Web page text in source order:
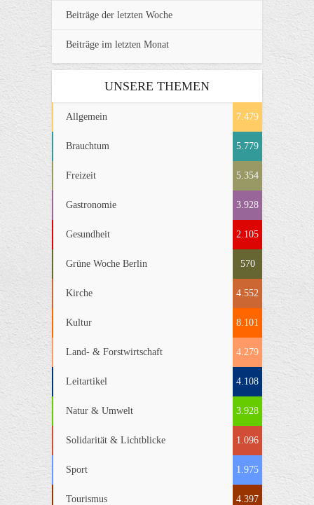
Beiträge der letzten Woche
Beiträge im letzten Monat
UNSERE THEMEN
Allgemein 7.479
Brauchtum 5.779
Freizeit 5.354
Gastronomie 3.928
Gesundheit 2.105
Grüne Woche Berlin 570
Kirche 4.552
Kultur 8.101
Land- & Forstwirtschaft 4.279
Leitartikel 4.108
Natur & Umwelt 3.928
Solidarität & Lichtblicke 1.096
Sport 1.975
Tourismus 4.397